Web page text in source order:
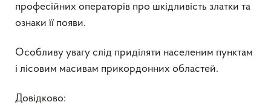
професійних операторів про шкідливість златки та
ознаки її появи.
Особливу увагу слід приділяти населеним пунктам
і лісовим масивам прикордонних областей.
Довідково: